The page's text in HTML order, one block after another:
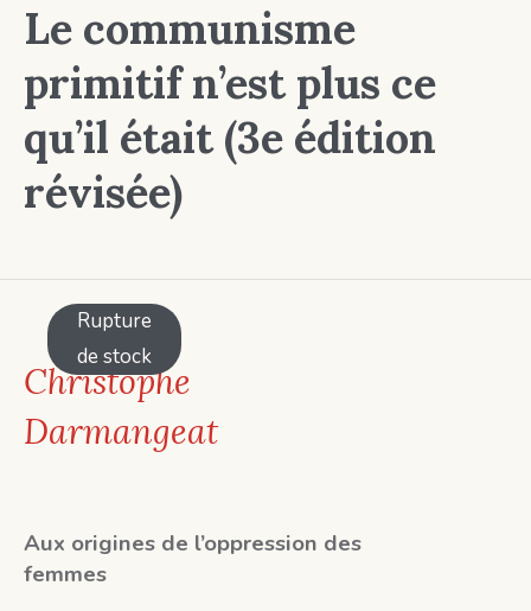
Le communisme
primitif n’est plus ce
qu’il était (3e édition
révisée)
Rupture
de stock
Christophe
Darmangeat
Aux origines de l’oppression des
femmes